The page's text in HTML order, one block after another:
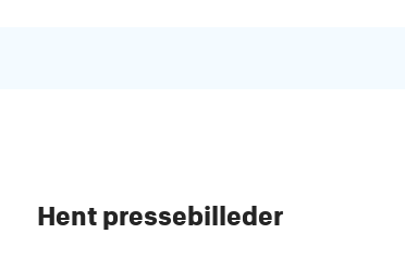
Hent pressebilleder